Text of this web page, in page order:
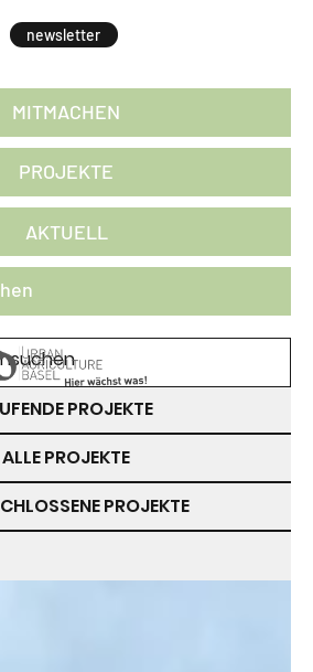
newsletter
ZUM MITMACHEN
PROJEKTE
ALLE PROJEKTE
PROJEKTE
AKTUELL
PROJEKTE
MITMACHEN